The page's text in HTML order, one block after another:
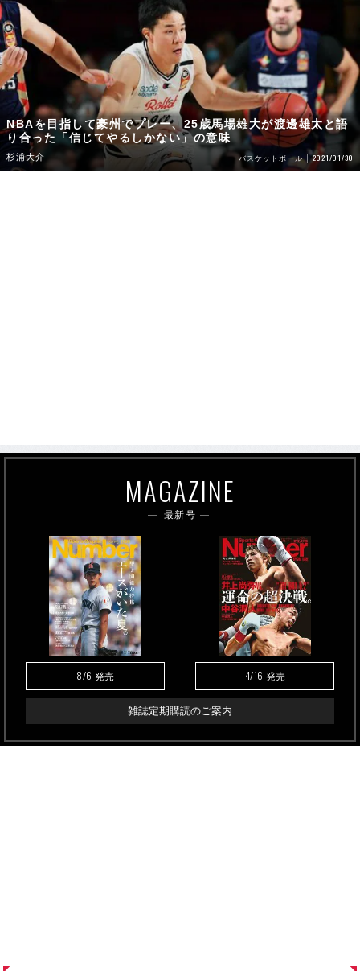
NBAを目指して豪州でプレー、25歳馬場雄大が渡邊雄太と語
り合った「信じてやるしかない」の意味
杉浦大介 バスケットボール 2021/01/30
MAGAZINE
最新号
8/6 発売 4/16 発売
雑誌定期購読のご案内